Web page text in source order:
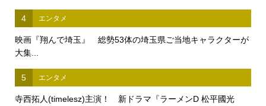
4 エンタメ
映画『翔んで埼玉』 総勢53体の埼玉県ご当地キャラクターが
大集...
5 エンタメ
寺西拓人(timelesz)主演！ 新ドラマ『ラーメンD 松平國光